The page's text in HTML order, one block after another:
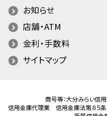
お知らせ
店舗・ATM
金利・手数料
サイトマップ
商号等：大分みらい
信用金庫代理業 信用金庫法第８５